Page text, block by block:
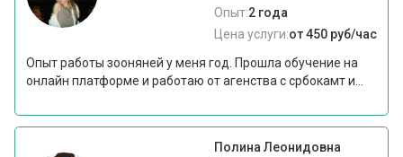
Опыт:2 года
Цена услуги:от 450 руб/час
Опыт работы зооняней у меня год. Прошла обучение на
онлайн платформе и работаю от агенства с србокамт и...
Полина Леонидовна